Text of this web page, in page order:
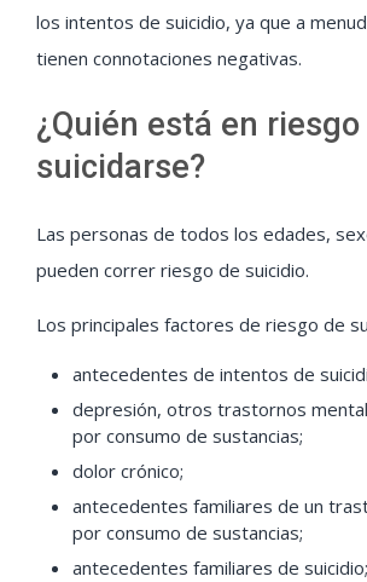
los intentos de suicidio, ya que a
tienen connotaciones negativas.
¿Quién está en riesgo
suicidarse?
Las personas de todos los edades,
pueden correr riesgo de suicidio.
Los principales factores de riesgo de
antecedentes de intentos de
depresión, otros trastornos
por consumo de sustancias;
dolor crónico;
antecedentes familiares de un
por consumo de sustancias;
antecedentes familiares de suicidio;